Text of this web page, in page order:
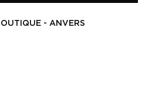
- ANVERS